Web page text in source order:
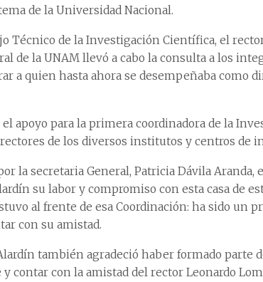
de la Universidad Nacional.
Técnico de la Investigación Científica, el
de la UNAM llevó a cabo la consulta a los
a quien hasta ahora se desempeñaba como
el apoyo para la primera coordinadora de la
de los diversos institutos y centros de
la secretaria General, Patricia Dávila Aranda,
su labor y compromiso con esta casa de
al frente de esa Coordinación: ha sido un
con su amistad.
también agradeció haber formado parte
y contar con la amistad del rector Leonardo